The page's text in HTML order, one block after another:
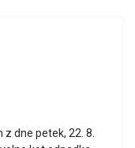
dne petek, 22. 8.